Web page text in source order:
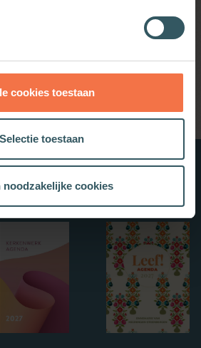
cookies toestaan
Selectie toestaan
noodzakelijke cookies
boeken